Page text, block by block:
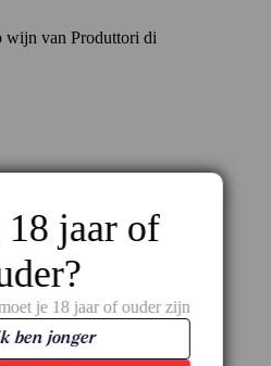
jaar of
je 18 jaar of ouder zijn
ben jonger